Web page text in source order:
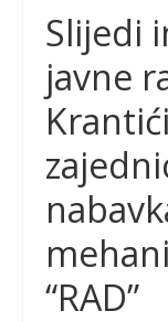
Slijedi
javne
“RAD”